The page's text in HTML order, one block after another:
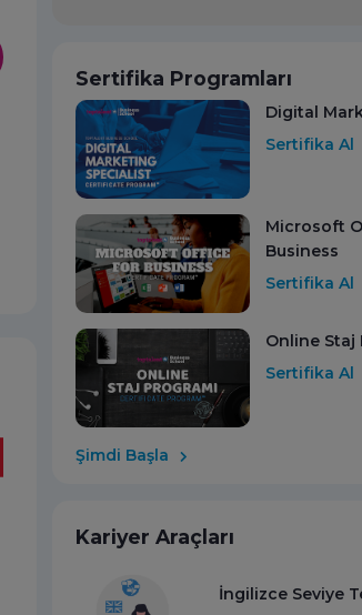
Sertifika Programları
Digital
Sertifika Al
Microsoft
Business
Sertifika Al
Online Staj
Sertifika Al
Şimdi Başla
Kariyer Araçları
İngilizce Seviye